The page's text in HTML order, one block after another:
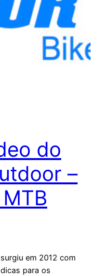
do
–
em 2012 com
para os